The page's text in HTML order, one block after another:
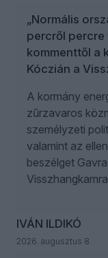
„Normális
percről percre
kommenttől a
Kóczián a
A kormány
zűrzavaros
személyzeti
valamint az
beszélget
IVÁN ILDIKÓ
2026. augusztus 8.